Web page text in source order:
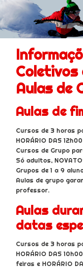
Coletivos
Aulas de
Aulas de
Cursos de 3 horas
HORÁRIO DAS
Cursos de Grupo
Só adultos,
Grupos de 1 a 9
Aulas de grupo
professor.
Aulas
datas
Cursos de 3 horas
HORÁRIO DAS
feiras e HORÁRIO